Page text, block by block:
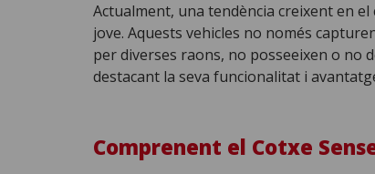
Actualment, una tendència creixent en
jove. Aquests vehicles no només
per diverses raons, no posseeixen o no
destacant la seva funcionalitat i
Comprenent el Cotxe